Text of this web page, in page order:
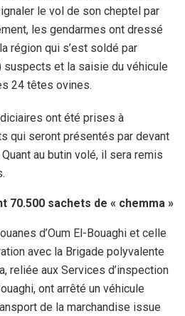
le vol de son cheptel par
les gendarmes ont dressé
région qui s’est soldé par
suspects et la saisie du véhicule
24 têtes ovines.
ont été prises à
qui seront présentés par devant
au butin volé, il sera remis
70.500 sachets de « chemma »
d’Oum El-Bouaghi et celle
avec la Brigade polyvalente
reliée aux Services d’inspection
ont arrêté un véhicule
de la marchandise issue